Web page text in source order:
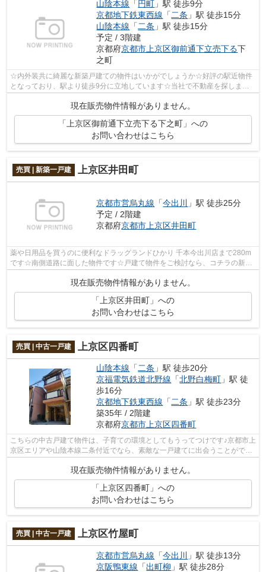
山陰本線 「円町 」駅 徒歩9分
京都地下鉄東西線 「二条 」駅 徒歩15分
山陰本線 「二条 」駅 徒歩15分
予定 / 3階建
京都府京都市上京区御前通下立売下る下
之町
☆内外装共に綺麗な新築戸建ての物件はいかがでしょうか☆好評の駅近物件
となっており、駅より徒歩9分に立地しています☆当社で不動産を探しませ
現在販売物件情報がありません。
「上京区御前通下立売下る下之町」への
お問い合わせはこちら
売買 | 新築一戸建 上京区井田町
京都市営烏丸線 「今出川 」駅 徒歩25分
予定 / 2階建
京都府京都市上京区井田町
薬や日用品を買うのに便利なドラッグランドひかり 千本今出川店まで280m
です☆南側道路に面した物件です☆戸建て物件をご検討なら、コチラの新築
現在販売物件情報がありません。
「上京区井田町」への
お問い合わせはこちら
売買 | 中古一戸建 上京区四番町
山陰本線 「 二条 」駅 徒歩20分
京福電気鉄道北野線 「北野白梅町 」駅 徒
歩16分
京都地下鉄東西線 「 二条 」駅 徒歩23分
築35年 / 2階建
京都府京都市上京区四番町
こちらの中古戸建て物件は、子育ての環境としてもうってつけです♪京都市上
京区エリアや山陰本線二条付近でなら、素敵な一戸建てに出会うことができ
ます♪まずはお気軽にお問い合せくだ...
現在販売物件情報がありません。
「上京区四番町」への
お問い合わせはこちら
売買 | 中古一戸建 上京区竹屋町
京都市営烏丸線 「今出川
」駅 徒歩13分
京阪鴨東線 「出町柳 」駅 徒歩28分